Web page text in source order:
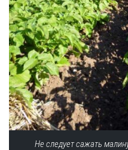
Не следует сажать